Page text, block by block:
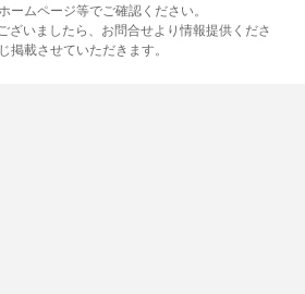
ームページ等でご確認ください。
ざいましたら、お問合せより情報提供くださ
掲載させていただきます。